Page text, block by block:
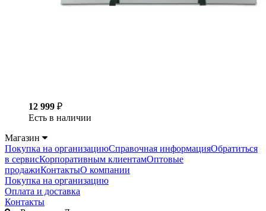
12 999 ₽
Есть в наличии
Магазин
Покупка на организациюСправочная информацияОбратиться
в сервисКорпоративным клиентамОптовые
продажиКонтактыО компании
Покупка на организацию
Оплата и доставка
Контакты